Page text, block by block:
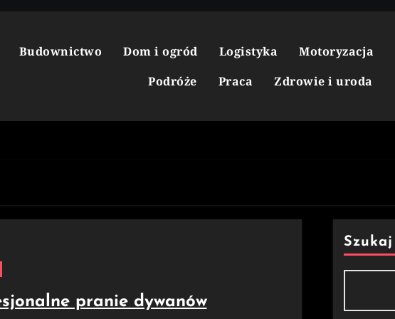
Budownictwo Dom i ogród Logistyka Motoryzacja
Podróże
Praca Zdrowie i uroda
pranie dywanów
Szukaj